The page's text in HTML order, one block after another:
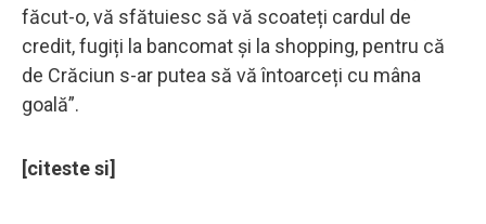
făcut-o, vă sfătuiesc să vă scoateți cardul de
credit, fugiți la bancomat și la shopping, pentru că
de Crăciun s-ar putea să vă întoarceți cu mâna
goală”.
[citeste si]